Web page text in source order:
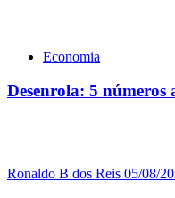
Economia
Desenrola: 5 números
Ronaldo B dos Reis 05/08/